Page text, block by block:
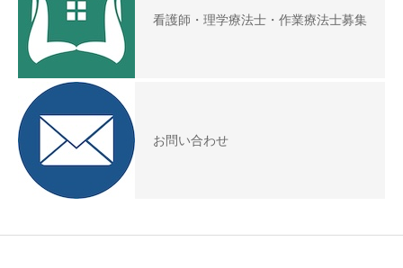
看護師・理学療法士・作業療法士募集
お問い合わせ